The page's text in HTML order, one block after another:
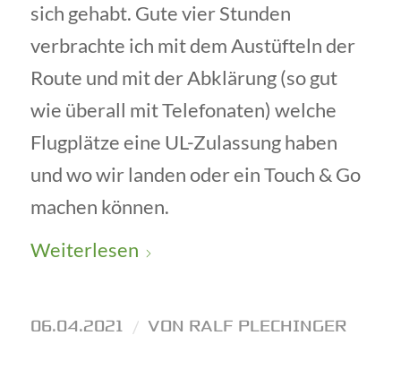
sich gehabt. Gute vier Stunden
verbrachte ich mit dem Austüfteln der
Route und mit der Abklärung (so gut
wie überall mit Telefonaten) welche
Flugplätze eine UL-Zulassung haben
und wo wir landen oder ein Touch & Go
machen können.
Weiterlesen
06.04.2021 / VON RALF PLECHINGER